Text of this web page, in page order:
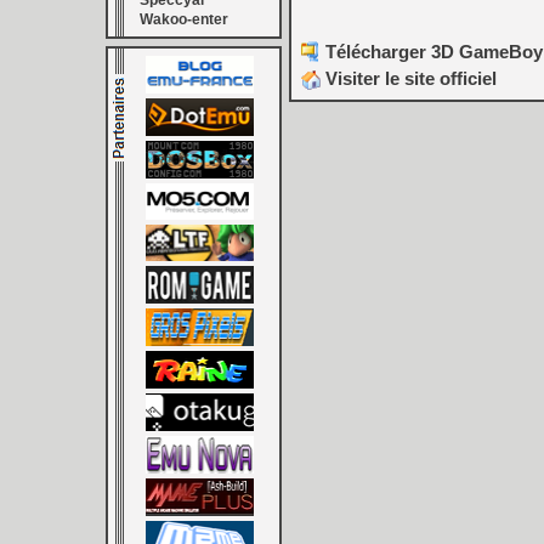
Wakoo-enter
Télécharger 3D
Visiter le site officiel